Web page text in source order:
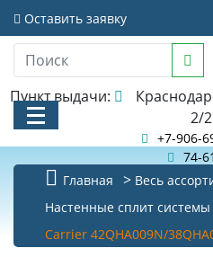
Оставить заявку
Пункт выдачи:
2/2
+7-906-
74-
КАТАЛОГ
АКЦИИ И РАСПРОДАЖИ
Главная
Весь
Настенные сплит системы
Carrier 42QHA009N/